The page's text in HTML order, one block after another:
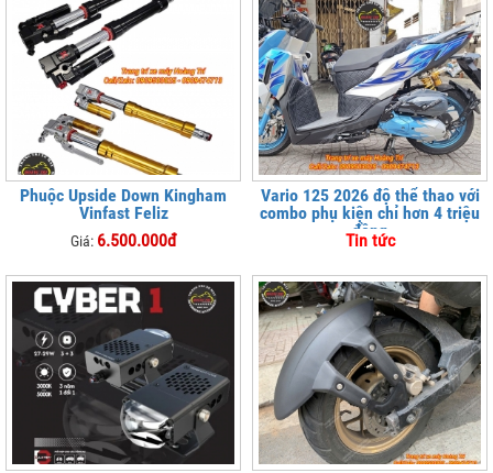
Phuộc Upside Down Kingham
Vinfast Feliz
Giá: 6.500.000đ
Vario 125 2026 độ thể thao với
combo phụ kiện chỉ hơn 4 triệu
đồng
Tin tức